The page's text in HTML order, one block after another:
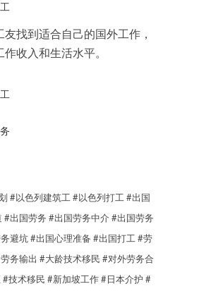
友找到适合自己的国外工作，
作收入和生活水平。
#以色列建筑工 #以色列打工 #出国
#出国劳务 #出国劳务中介 #出国劳务
避坑#出国心理准备 #出国打工 #劳
务输出 #大龄技术移民 #对外劳务合
#技术移民 #新加坡工作#日本介护 #